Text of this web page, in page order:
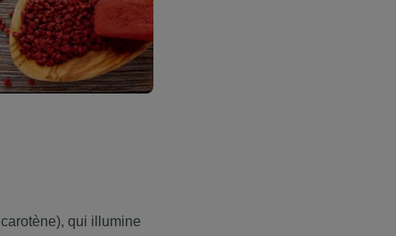
qui illumine